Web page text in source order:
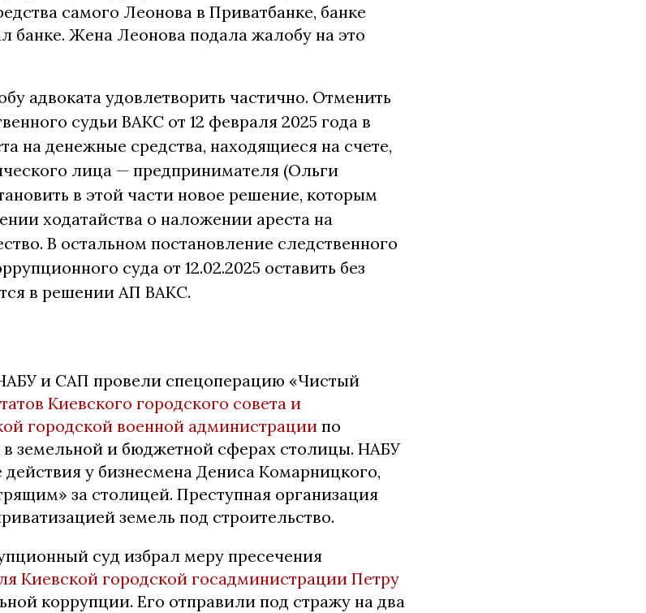
самого Леонова в Приватбанке, банке
банке. Жена Леонова подала жалобу на это
адвоката удовлетворить частично. Отменить
судьи ВАКС от 12 февраля 2025 года в
на денежные средства, находящиеся на счете,
лица — предпринимателя (Ольги
в этой части новое решение, которым
ходатайства о наложении ареста на
В остальном постановление следственного
суда от 12.02.2025 оставить без
в решении АП ВАКС.
и САП провели спецоперацию «Чистый
Киевского городского совета и
городской военной администрации по
земельной и бюджетной сферах столицы. НАБУ
у бизнесмена Дениса Комарницкого,
за столицей. Преступная организация
земель под строительство.
суд избрал меру пресечения
Киевской городской госадминистрации Петру
коррупции. Его отправили под стражу на два